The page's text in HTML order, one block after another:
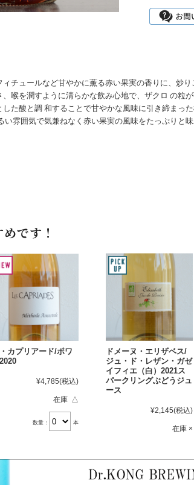
チュールなど甘やかに薫る赤い果実の香りに、炒
喉を潤すように清らかな飲み心地で、ザクロ の粒
た酸と調 和することで甘やかな風味に引き締まっ
い雰囲気で気兼ねなく赤い果実の風味をたっぷりと
です！
カプリアード/ポワ
¥4,785(税込)
在庫 △
数量： 本
ドメーヌ・エリザベス/
ジュ・ド・レザン・ガゼ
イフィエ（白）2021ス
パークリングぶどうジュ
ース
¥2,145(税込)
在庫 ×